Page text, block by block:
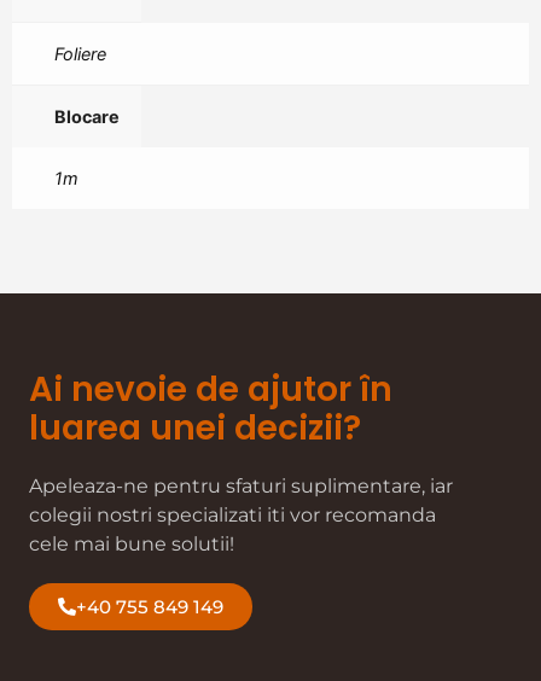
Foliere
Blocare
1m
Ai nevoie de ajutor în
luarea unei decizii?
Apeleaza-ne pentru sfaturi suplimentare, iar
colegii nostri specializati iti vor recomanda
cele mai bune solutii!
+40 755 849 149